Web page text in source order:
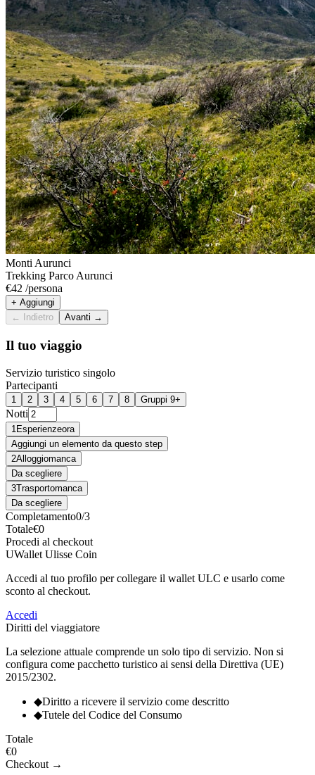
Monti Aurunci
Trekking Parco Aurunci
€42 /persona
+ Aggiungi
← Indietro
Avanti →
Il tuo viaggio
Servizio turistico singolo
Partecipanti
1 2 3 4 5 6 7 8 Gruppi 9+
Notti
1 Esperienzeora
Aggiungi un elemento da questo step
2Alloggiomanca
Da scegliere
3Trasportomanca
Da scegliere
Completamento0/3
Totale€0
Procedi al checkout
UWallet Ulisse Coin
Accedi al tuo profilo per collegare il wallet ULC e usarlo come
sconto al checkout.
Accedi
Diritti del viaggiatore
La selezione attuale comprende un solo tipo di servizio. Non si
configura come pacchetto turistico ai sensi della Direttiva (UE)
2015/2302.
◆Diritto a ricevere il servizio come descritto
◆Tutele del Codice del Consumo
Totale
€0
Checkout →